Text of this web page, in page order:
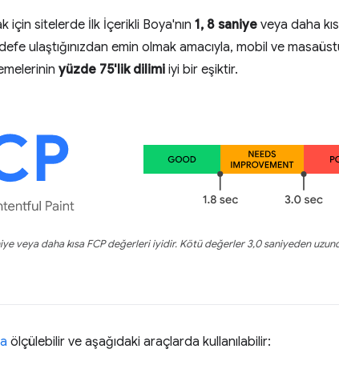
için sitelerde İlk İçerikli Boya'nın 1, 8 saniye veya daha
ulaştığınızdan emin olmak amacıyla, mobil ve
yüzde 75'lik dilimi iyi bir eşiktir.
veya daha kısa FCP değerleri iyidir. Kötü değerler 3,0 saniyeden
ölçülebilir ve aşağıdaki araçlarda kullanılabilir: